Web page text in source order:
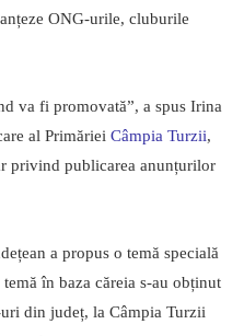
ONG-urile, cluburile
va fi promovată”, a spus Irina
al Primăriei Câmpia Turzii,
privind publicarea anunțurilor
a propus o temă specială
în baza căreia s-au obținut
din județ, la Câmpia Turzii